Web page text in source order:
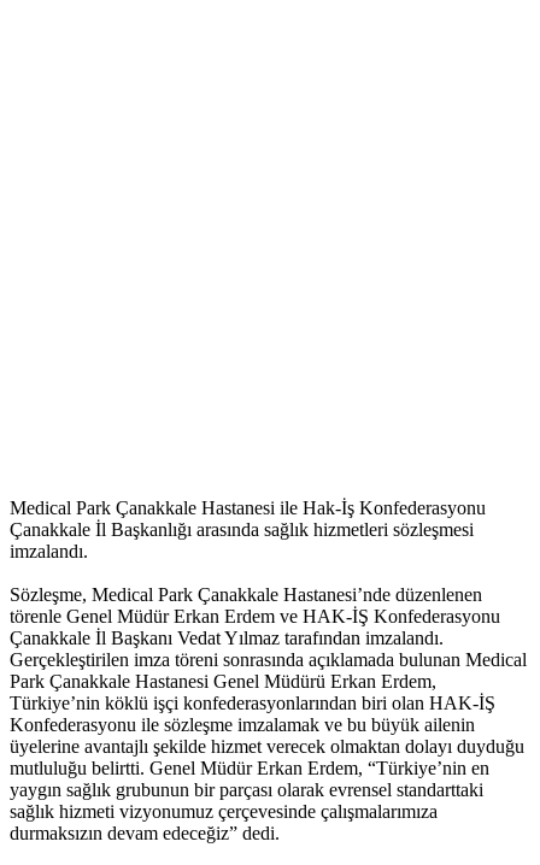
Medical Park Çanakkale Hastanesi ile Hak-İş Konfederasyonu
Çanakkale İl Başkanlığı arasında sağlık hizmetleri sözleşmesi
imzalandı.
Sözleşme, Medical Park Çanakkale Hastanesi’nde düzenlenen
törenle Genel Müdür Erkan Erdem ve HAK-İŞ Konfederasyonu
Çanakkale İl Başkanı Vedat Yılmaz tarafından imzalandı.
Gerçekleştirilen imza töreni sonrasında açıklamada bulunan Medical
Park Çanakkale Hastanesi Genel Müdürü Erkan Erdem,
Türkiye’nin köklü işçi konfederasyonlarından biri olan HAK-İŞ
Konfederasyonu ile sözleşme imzalamak ve bu büyük ailenin
üyelerine avantajlı şekilde hizmet verecek olmaktan dolayı duyduğu
mutluluğu belirtti. Genel Müdür Erkan Erdem, “Türkiye’nin en
yaygın sağlık grubunun bir parçası olarak evrensel standarttaki
sağlık hizmeti vizyonumuz çerçevesinde çalışmalarımıza
durmaksızın devam edeceğiz” dedi.